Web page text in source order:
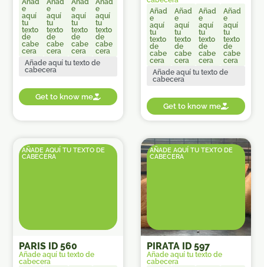
Añad
e
aquí
tu
texto
de
cabe
cera
Añad
e
aquí
tu
texto
de
cabe
cera
Añad
e
aquí
tu
texto
de
cabe
cera
Añad
e
aquí
tu
texto
de
cabe
cera
Añade aquí tu texto de
cabecera
Get to know me
Añad
e
aquí
tu
texto
de
cabe
cera
Añad
e
aquí
tu
texto
de
cabe
cera
Añad
e
aquí
tu
texto
de
cabe
cera
Añad
e
aquí
tu
texto
de
cabe
cera
Añade aquí tu texto de
cabecera
Get to know me
AÑADE AQUÍ TU TEXTO DE
CABECERA
PARIS ID 560
Añade aquí tu texto de
cabecera
AÑADE AQUÍ TU TEXTO DE
CABECERA
PIRATA ID 597
Añade aquí tu texto de
cabecera